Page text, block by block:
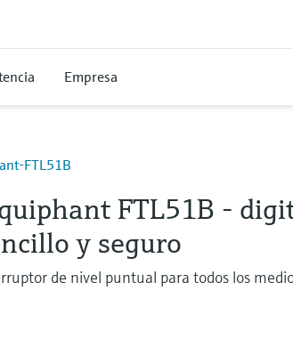
Empresa
FTL51B
FTL51B -
y seguro
de nivel puntual para todos los